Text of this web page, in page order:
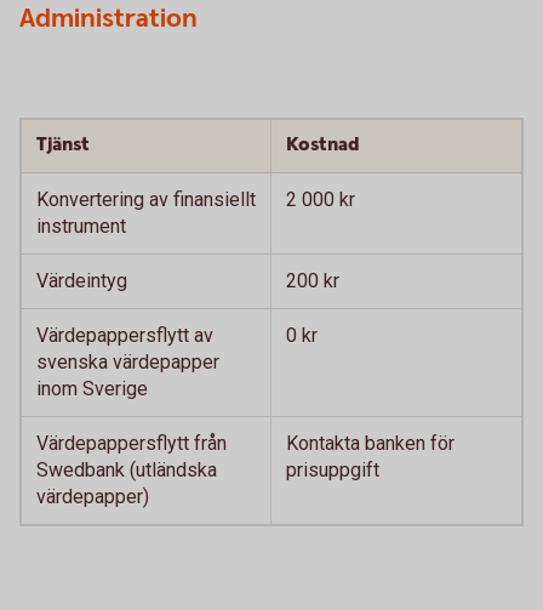
Administration
Tjänst Kostnad
Konvertering av finansiellt
instrument
2 000 kr
Värdeintyg 200 kr
Värdepappersflytt av
svenska värdepapper
inom Sverige
0 kr
Värdepappersflytt från
Swedbank (utländska
värdepapper)
Kontakta banken för
prisuppgift